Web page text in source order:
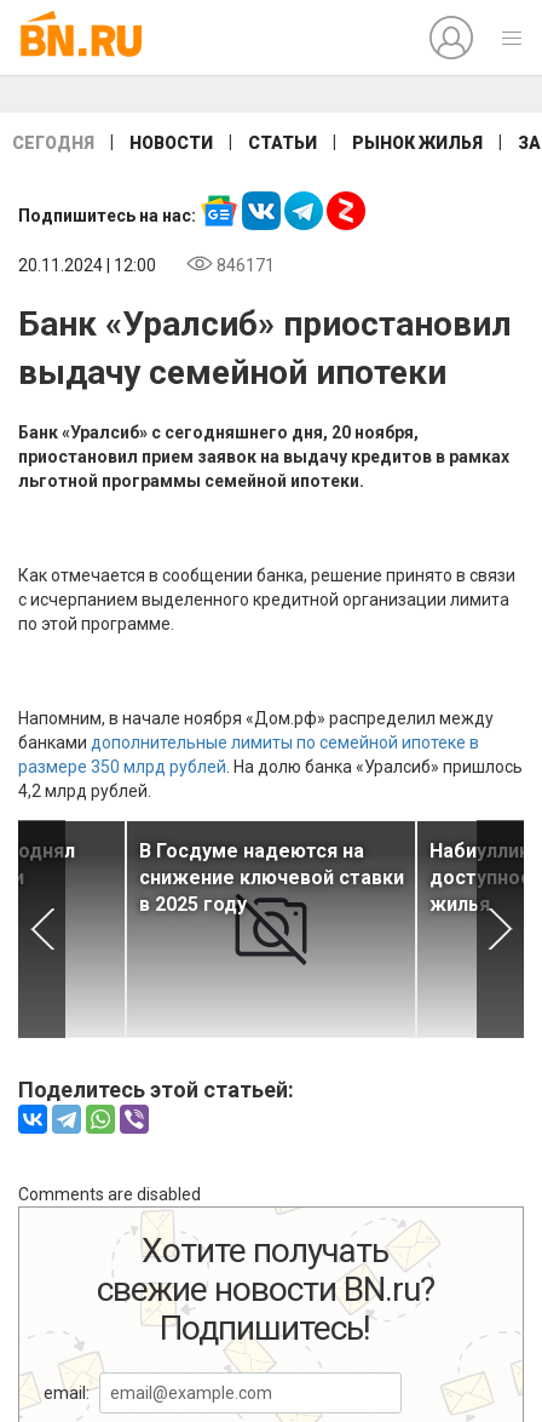
СЕГОДНЯ НОВОСТИ СТАТЬИ РЫНОК ЖИЛЬЯ
Подпишитесь на нас:
20.11.2024 | 12:00 846171
Банк «Уралсиб» приостановил
выдачу семейной ипотеки
Банк «Уралсиб» с сегодняшнего дня, 20 ноября,
приостановил прием заявок на выдачу кредитов в рамках
льготной программы семейной ипотеки.
Как отмечается в сообщении банка, решение принято в связи
с исчерпанием выделенного кредитной организации лимита
по этой программе.
Напомним, в начале ноября «Дом.pф» распределил между
банками дополнительные лимиты по семейной ипотеке в
размере 350 млрд рублей . На долю банка «Уралсиб» пришлось
4,2 млрд рублей.
поднял
В Госдуме надеются на
снижение ключевой ставки
в 2025 году
жилья
Поделитесь этой статьей:
Comments are disabled
Хотите получать
свежие новости BN.ru?
Подпишитесь!
email: